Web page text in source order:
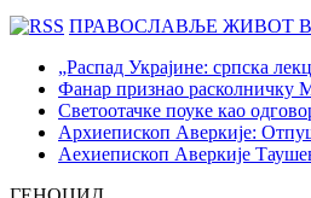
ПРАВОСЛАВЉЕ ЖИВОТ
„Распад Украјине: српска
Фанар признао
Светоотачке поуке као
Архиепископ Аверкије:
Аехиепископ Аверкије